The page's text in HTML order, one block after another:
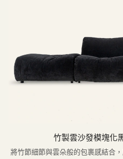
竹製雲沙發模塊化
將竹節細節與雲朵般的包裹感結合